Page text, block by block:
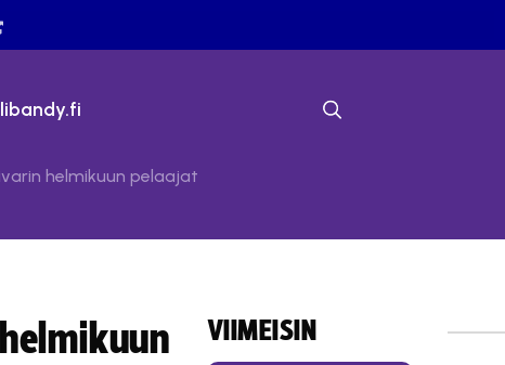
helmikuun pelaajat
VIIMEISIN